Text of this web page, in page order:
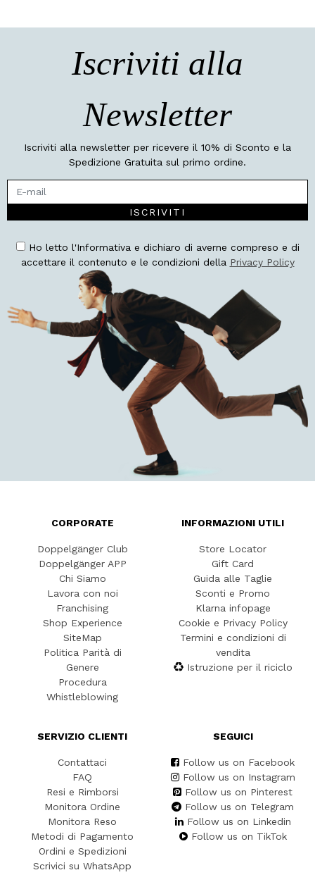
Iscriviti alla
Newsletter
Iscriviti alla newsletter per ricevere il 10% di Sconto e la
Spedizione Gratuita sul primo ordine.
ISCRIVITI
Ho letto l'Informativa e dichiaro di averne compreso e di
accettare il contenuto e le condizioni della Privacy Policy
CORPORATE
Doppelgänger Club
Doppelgänger APP
Chi Siamo
Lavora con noi
Franchising
Shop Experience
SiteMap
Politica Parità di
Genere
Procedura
Whistleblowing
INFORMAZIONI UTILI
Store Locator
Gift Card
Guida alle Taglie
Sconti e Promo
Klarna infopage
Cookie e Privacy Policy
Termini e condizioni di
vendita
Istruzione per il riciclo
SERVIZIO CLIENTI
Contattaci
FAQ
Resi e Rimborsi
Monitora Ordine
Monitora Reso
Metodi di Pagamento
Ordini e Spedizioni
Scrivici su WhatsApp
SEGUICI
Follow us on Facebook
Follow us on Instagram
Follow us on Pinterest
Follow us on Telegram
Follow us on Linkedin
Follow us on TikTok